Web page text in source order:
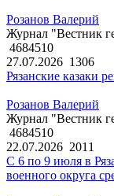
Розанов Валерий
Журнал "Вестник
4684510
27.07.2026 1306
Рязанские казаки
Розанов Валерий
Журнал "Вестник
4684510
22.07.2026 2011
С 6 по 9 июля в
военного округа